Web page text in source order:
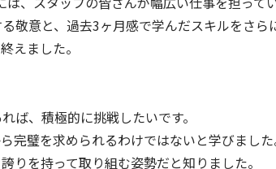
敬意と、過去3ヶ月感で学んだスキルをさら
えました。
ば、積極的に挑戦したいです。
完璧を求められるわけではないと学びまし
りを持って取り組む姿勢だと知りました。